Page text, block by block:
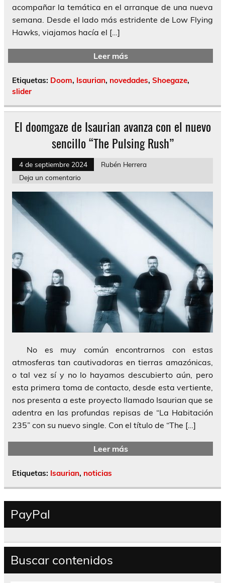
acompañar la temática en el arranque de una nueva
semana. Desde el lado más estridente de Low Flying
Hawks, viajamos hacía el […]
Leer más
Etiquetas: Doom, Isaurian, novedades, Shoegaze,
slider
El doomgaze de Isaurian avanza con el nuevo
sencillo “The Pulsing Rush”
4 de septiembre 2024
Rubén Herrera
Deja un comentario
No es muy común encontrarnos con estas
atmosferas tan cautivadoras en tierras amazónicas,
o tal vez sí y no lo hayamos descubierto aún, pero
esta primera toma de contacto, desde esta vertiente,
nos presenta a este proyecto llamado Isaurian que se
adentra en las profundas repisas de “La Habitación
235” con su nuevo single. Con el título de “The […]
Leer más
Etiquetas: Isaurian, noticias
PayPal
Buscar contenidos